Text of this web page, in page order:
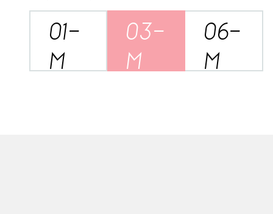
01-
M
03-
M
06-
M